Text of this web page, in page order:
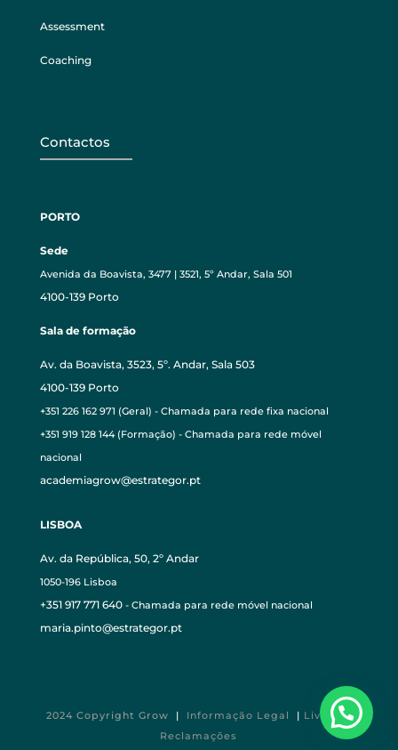
Assessment
Coaching
Contactos
PORTO
Sede
Avenida da Boavista, 3477 | 3521, 5º Andar, Sala 501
4100-139 Porto
Sala de formação
Av. da Boavista, 3523, 5º. Andar, Sala 503
4100-139 Porto
+351 226 162 971 (Geral) - Chamada para rede fixa nacional
+351 919 128 144 (Formação) - Chamada para rede móvel
nacional
academiagrow@estrategor.pt
LISBOA
Av. da República, 50, 2º Andar
1050-196 Lisboa
+351 917 771 640- Chamada para rede móvel nacional
maria.pinto@estrategor.pt
2024 Copyright Grow | Informação Legal | Livro de
Reclamações